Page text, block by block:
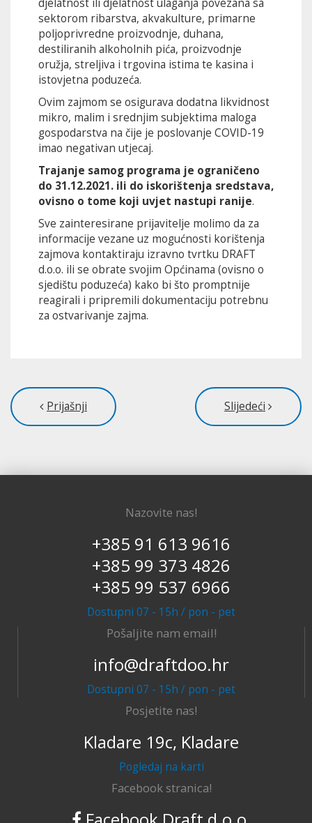
djelatnost ili djelatnost ulaganja povezana sa
sektorom ribarstva, akvakulture, primarne
poljoprivredne proizvodnje, duhana,
destiliranih alkoholnih pića, proizvodnje
oružja, streljiva i trgovina istima te kasina i
istovjetna poduzeća.
Ovim zajmom se osigurava dodatna likvidnost
mikro, malim i srednjim subjektima maloga
gospodarstva na čije je poslovanje COVID-19
imao negativan utjecaj.
Trajanje samog programa je ograničeno
do 31.12.2021. ili do iskorištenja sredstava,
ovisno o tome koji uvjet nastupi ranije.
Sve zainteresirane prijavitelje molimo da za
informacije vezane uz mogućnosti korištenja
zajmova kontaktiraju izravno tvrtku DRAFT
d.o.o. ili se obrate svojim Općinama (ovisno o
sjedištu poduzeća) kako bi što promptnije
reagirali i pripremili dokumentaciju potrebnu
za ostvarivanje zajma.
Prijašnji Slijedeći
Nazovite nas!
+385 91 613 9616
+385 99 373 4826
+385 99 537 6966
Dostupni 07 - 15h / pon - pet
Pošaljite nam email!
info@draftdoo.hr
Dostupni 07 - 15h / pon - pet
Posjetite nas!
Kladare 19c, Kladare
Pogledaj na karti
Facebook stranica!